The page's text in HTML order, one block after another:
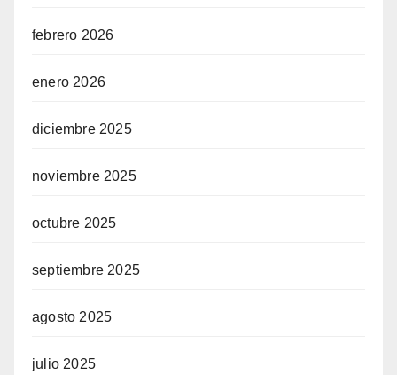
febrero 2026
enero 2026
diciembre 2025
noviembre 2025
octubre 2025
septiembre 2025
agosto 2025
julio 2025